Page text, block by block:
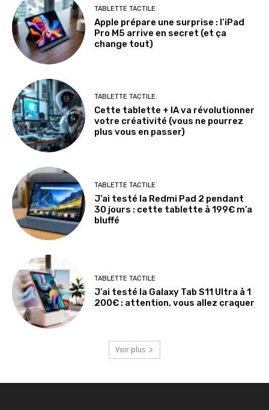
TABLETTE TACTILE
Apple prépare une surprise : l’iPad
Pro M5 arrive en secret (et ça
change tout)
TABLETTE TACTILE
Cette tablette + IA va révolutionner
votre créativité (vous ne pourrez
plus vous en passer)
TABLETTE TACTILE
J’ai testé la Redmi Pad 2 pendant
30 jours : cette tablette à 199€ m’a
bluffé
TABLETTE TACTILE
J’ai testé la Galaxy Tab S11 Ultra à 1
200€ : attention, vous allez craquer
Voir plus